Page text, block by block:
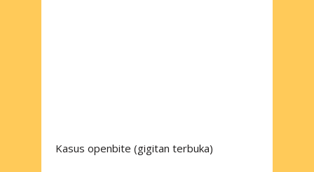
Kasus openbite (gigitan terbuka)